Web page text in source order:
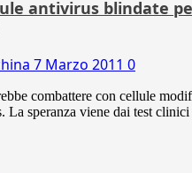
antivirus blindate
7 Marzo 2011 0
combattere con cellule
La speranza viene dai test